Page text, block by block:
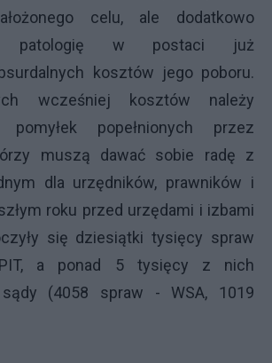
celu, ale dodatkowo
patologię w postaci już
kosztów jego poboru.
wcześniej kosztów należy
popełnionych przez
muszą dawać sobie radę z
dla urzędników, prawników i
roku przed urzędami i izbami
się dziesiątki tysięcy spraw
PIT, a ponad 5 tysięcy z nich
sądy (4058 spraw - WSA, 1019